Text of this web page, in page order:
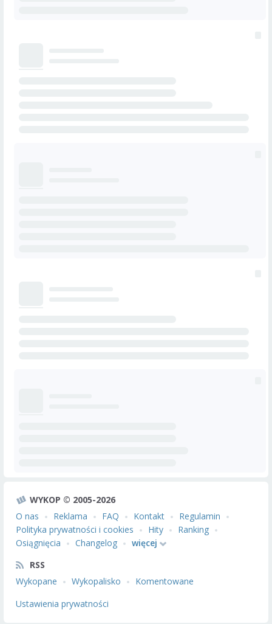
WYKOP © 2005-2026
O nas
Reklama FAQ Kontakt
Regulamin
Polityka prywatności i cookies
Hity
Ranking
Osiągnięcia
Changelog
więcej
RSS
Wykopane
Wykopalisko
Komentowane
Ustawienia prywatności